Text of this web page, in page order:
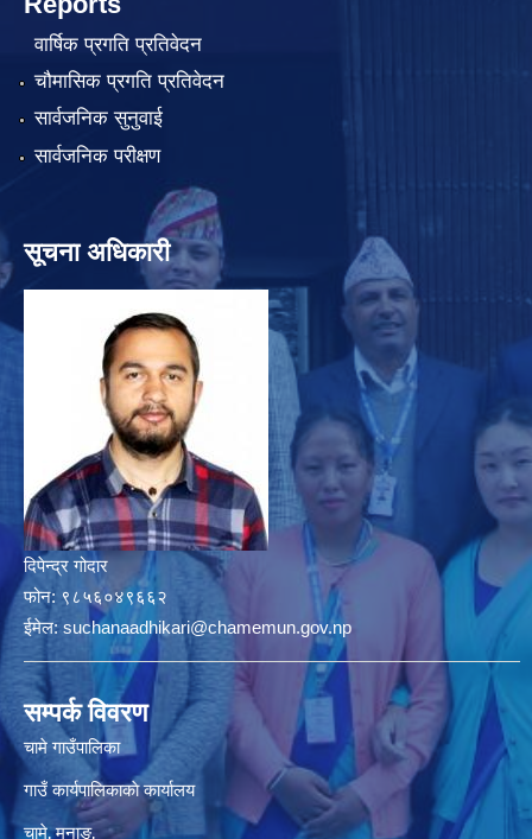
वार्षिक प्रगति प्रतिवेदन
चौमासिक प्रगति प्रतिवेदन
सार्वजनिक सुनुवाई
सार्वजनिक परीक्षण
सूचना अधिकारी
दिपेन्द्र गोदार
फोन: ९८५६०४९६६२
ईमेल: suchanaadhikari@chamemun.gov.np
सम्पर्क विवरण
चामे गाउँपालिका
गाउँ कार्यपालिकाकाे कार्यालय
चामे‚ मनाङ‚